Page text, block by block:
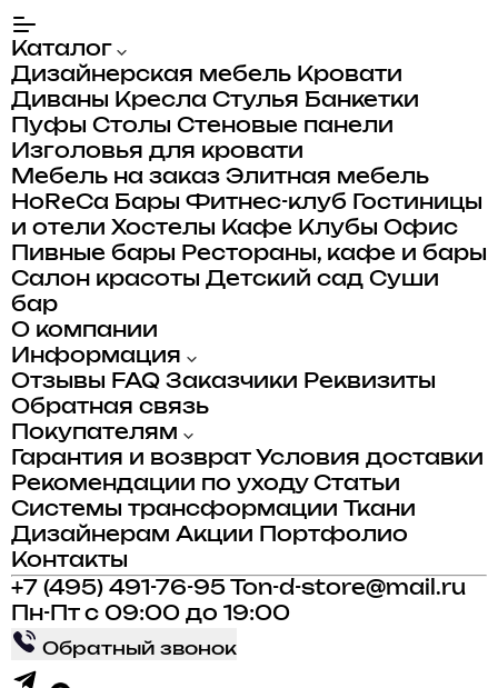
Каталог
Дизайнерская мебель Кровати
Диваны Кресла Стулья Банкетки
Пуфы Столы Стеновые панели
Изголовья для кровати
Мебель на заказ Элитная мебель
HoReCa Бары Фитнес-клуб
Гостиницы
и отели Хостелы Кафе Клубы Офис
Пивные бары Рестораны, кафе и бары
Салон красоты Детский сад Суши
бар
О компании
Информация
Отзывы FAQ Заказчики Реквизиты
Обратная связь
Покупателям
Гарантия и возврат Условия доставки
Рекомендации по уходу Статьи
Системы трансформации
Ткани
Дизайнерам Акции
Портфолио
Контакты
+7 (495) 491-76-95
Ton-d-store@mail.ru
Пн-Пт с 09:00 до 19:00
Обратный звонок